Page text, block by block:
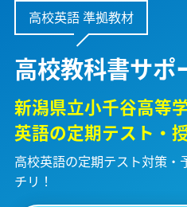
高校英語 準拠教材
高校教科書サポ
新潟県立小千谷高等
英語の定期テスト・
高校英語の定期テスト対策・
チリ！